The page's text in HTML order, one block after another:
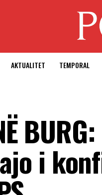
AKTUALITET TEMPORAL
i